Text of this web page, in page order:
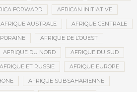
FORWARD AFRICAN INITIATIVE
AFRIQUE AUSTRALE AFRIQUE CENTRALE
AFRIQUE DE L’OUEST
AFRIQUE DU NORD AFRIQUE DU SUD
AFRIQUE ET RUSSIE AFRIQUE EUROPE
AFRIQUE SUBSAHARIENNE